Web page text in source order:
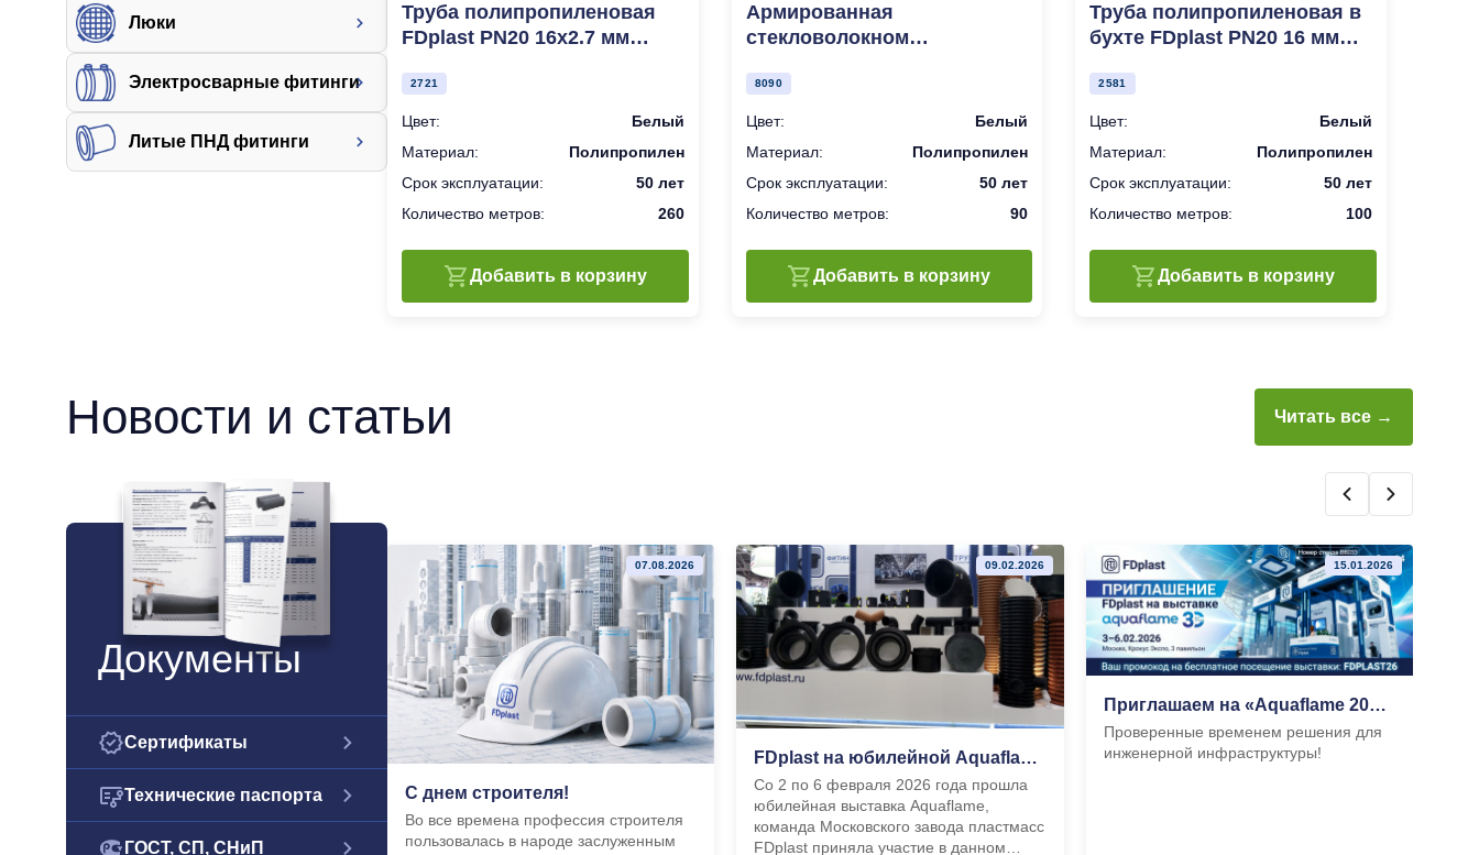
Люки
Электросварные фитинги
Литые ПНД фитинги
Труба полипропиленовая
FDplast PN20 16x2.7 мм
2721
Цвет:
Белый
Материал:
Полипропилен
Срок эксплуатации:
50 лет
Количество метров:
260
Добавить в корзину
Армированная
стекловолокном
PN20 20x2.8 мм белая 2 м
8090
Цвет:
Белый
Материал:
Полипропилен
Срок эксплуатации:
50 лет
Количество метров:
90
Добавить в корзину
Труба полипропиленовая в
бухте FDplast PN20 16 мм
2581
Цвет:
Белый
Материал:
Полипропилен
Срок эксплуатации:
50 лет
Количество метров:
100
Добавить в корзину
Новости и статьи Читать все →
Документы
Сертификаты
Технические паспорта
ГОСТ, СП, СНиП
07.08.2026
С днем строителя!
Во все времена профессия строителя
пользовалась в народе заслуженным
09.02.2026
FDplast на юбилейной Aquaflame 2026
Со 2 по 6 февраля 2026 года прошла
юбилейная выставка Aquaflame,
команда Московского завода пластмасс
FDplast приняла участие в данном
15.01.2026
Приглашаем на «Aquaflame 2026»
Проверенные временем решения для
инженерной инфраструктуры!